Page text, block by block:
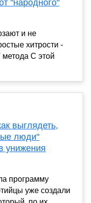
"народного"
и не
хитрости -
С этой
выглядеть,
люди"
унижения
программу
уже создали